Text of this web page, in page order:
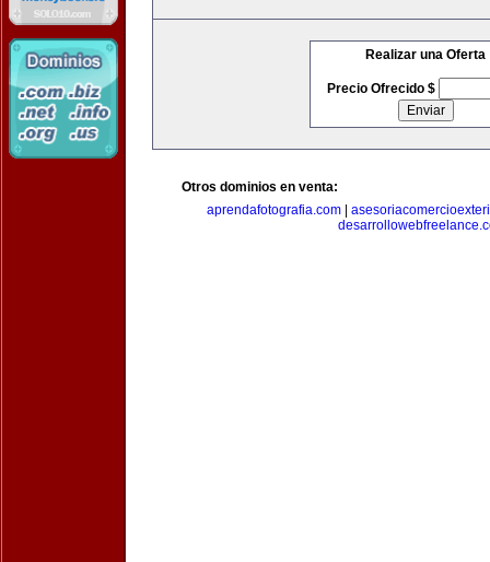
Realizar una Oferta
Precio Ofrecido $
Otros dominios en venta:
aprendafotografia.com